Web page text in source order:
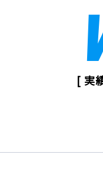
[ 実